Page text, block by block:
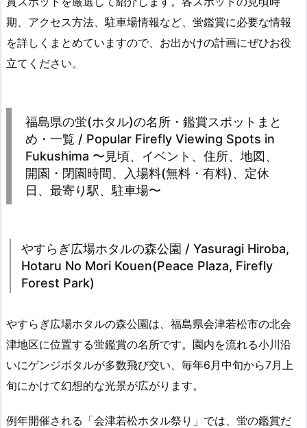
期、アクセス方法、駐車場情報など、蛍鑑賞に必要な情報
を詳しくまとめていますので、お出かけの計画にぜひお役
立てください。
福島県の蛍(ホタル)の名所・鑑賞スポットまと
め・一覧 / Popular Firefly Viewing Spots in
Fukushima 〜見頃、イベント、住所、地図、
開園・閉園時間、入場料(無料・有料)、定休
日、最寄り駅、駐車場〜
やすらぎ広場ホタルの森公園 / Yasuragi Hiroba,
Hotaru No Mori Kouen(Peace Plaza, Firefly
Forest Park)
やすらぎ広場ホタルの森公園は、福島県会津若松市の北会
津地区に位置する蛍鑑賞の名所です。園内を流れる小川沿
いにゲンジボタルが多数飛び交い、毎年6月中旬から7月上
旬にかけて幻想的な光景が広がります。
例年開催される「会津若松ホタル祭り」では、蛍の鑑賞だ